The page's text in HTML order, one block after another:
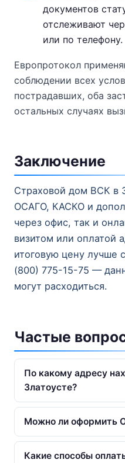
документов
отслеживают
или по телефону.
Европротокол
соблюдении всех
пострадавших, оба
остальных случаях
Заключение
Страховой дом ВСК в
ОСАГО, КАСКО и
через офис, так и
визитом или оплатой
итоговую цену лучше
(800) 775-15-75 —
могут расходиться.
Частые
По какому адресу
Златоусте?
Можно ли оформить
Какие способы